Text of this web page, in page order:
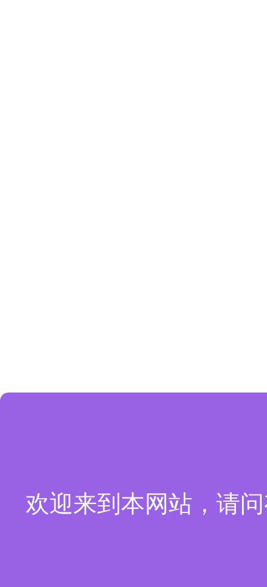
欢迎来到本网站，请